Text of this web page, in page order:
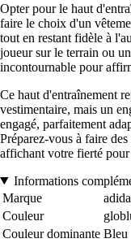
Opter pour le haut
faire le choix d'un
tout en restant fidèle à
joueur sur le terrain ou
incontournable pour
Ce haut d'entraînement
vestimentaire, mais un
engagé, parfaitement
Préparez-vous à faire
affichant votre fierté
Informations
Marque
Couleur
Couleur dominante Bleu